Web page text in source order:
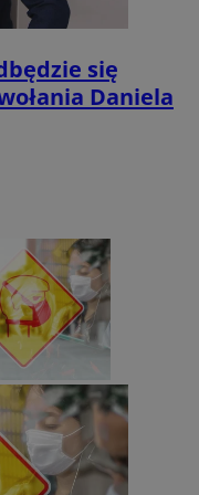
się
Daniela